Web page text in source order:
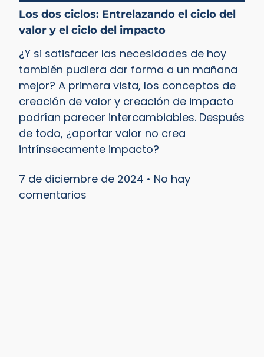
Los dos ciclos: Entrelazando el ciclo del
valor y el ciclo del impacto
¿Y si satisfacer las necesidades de hoy
también pudiera dar forma a un mañana
mejor? A primera vista, los conceptos de
creación de valor y creación de impacto
podrían parecer intercambiables. Después
de todo, ¿aportar valor no crea
intrínsecamente impacto?
7 de diciembre de 2024
No hay
comentarios